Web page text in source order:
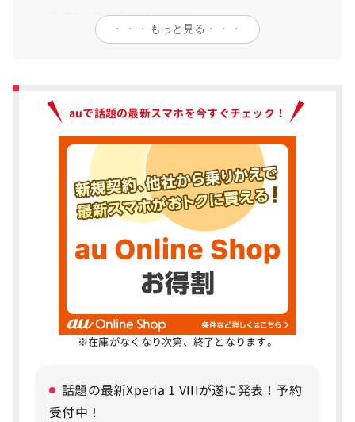
手順3：購入手続きに進む
手順4：au お客様情報を入力する
手順6：料金プラン・受け取り方法、必要事項を入
力し完了
SIM（au ICカード／eSIM）のみ乗り換えの手順
MNP/乗り換えで得するポイント
ドコモからauに乗り換えで使えるキャンペー
au Online Shopお得割
スマホトクするプログラム＋
au Online Shop SIMデビューキャンペーン
下取りプログラム
iPhone下取り増額キャンペーン
・・・ もっと見る ・・・
auで話題の最新スマホを今すぐチェック！
※在庫がなくなり次第、終了となります。
話題の最新Xperia 1 VIIIが遂に発表！予約
受付中！